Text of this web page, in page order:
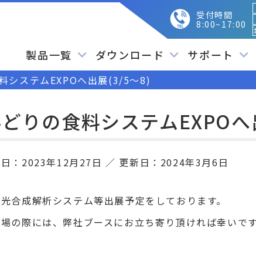
受付時間
8:00~17:00
製品一覧 ダウンロード サポート
システムEXPOへ出展(3/5～8)
りの食料システムEXPO
： 2023年12月27日 更新日： 2024年3月6日
合成解析システム等出展予定をしております。
の際には、弊社ブースにお立ち寄り頂ければ幸いで